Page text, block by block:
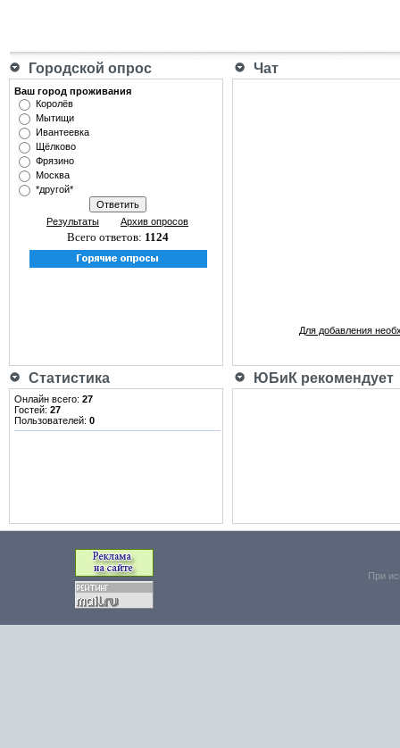
Городской опрос Чат
Ваш город проживания
Королёв
Мытищи
Ивантеевка
Щёлково
Фрязино
Москва
*другой*
Результаты Архив опросов
Всего ответов: 1124
Для добавления
Статистика ЮБиК рекомендует
Онлайн всего: 27
Гостей: 27
Пользователей: 0
При